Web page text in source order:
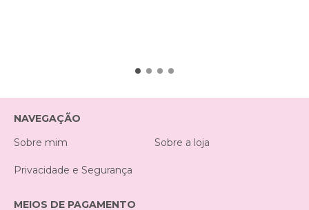
NAVEGAÇÃO
Sobre mim
Sobre a loja
Privacidade e Segurança
MEIOS DE PAGAMENTO